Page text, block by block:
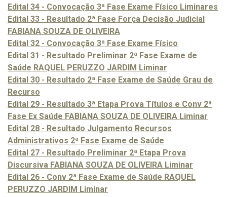
Edital 34 - Convocação 3ª Fase Exame Físico Liminares
Edital 33 - Resultado 2ª Fase Força Decisão Judicial
FABIANA SOUZA DE OLIVEIRA
Edital 32 - Convocação 3ª Fase Exame Físico
Edital 31 - Resultado Preliminar 2ª Fase Exame de
Saúde RAQUEL PERUZZO JARDIM Liminar
Edital 30 - Resultado 2ª Fase Exame de Saúde Grau de
Recurso
Edital 29 - Resultado 3ª Etapa Prova Títulos e Conv 2ª
Fase Ex Saúde FABIANA SOUZA DE OLIVEIRA Liminar
Edital 28 - Resultado Julgamento Recursos
Administrativos 2ª Fase Exame de Saúde
Edital 27 - Resultado Preliminar 2ª Etapa Prova
Discursiva FABIANA SOUZA DE OLIVEIRA Liminar
Edital 26 - Conv 2ª Fase Exame de Saúde RAQUEL
PERUZZO JARDIM Liminar